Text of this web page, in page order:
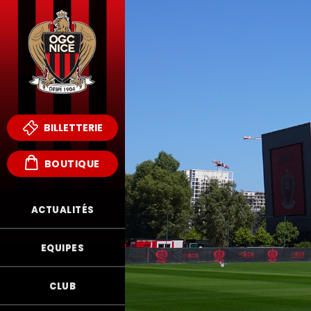
BILLETTERIE
BOUTIQUE
ACTUALITÉS
EQUIPES
CLUB